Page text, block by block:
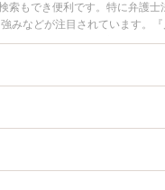
もでき便利です。特に弁護
みなどが注目されています。
士を検索したい』『初回相談